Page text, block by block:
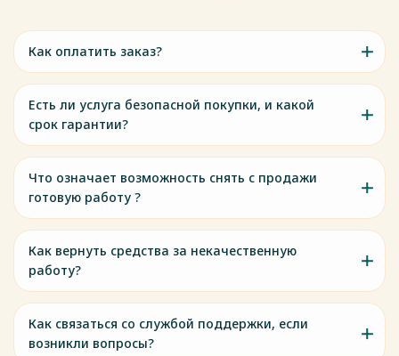
Как оплатить заказ?
Есть ли услуга безопасной покупки, и какой
срок гарантии?
Что означает возможность снять с продажи
готовую работу ?
Как вернуть средства за некачественную
работу?
Как связаться со службой поддержки, если
возникли вопросы?